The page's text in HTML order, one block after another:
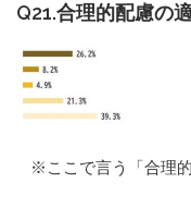
Q21.合理的配慮の
※ここで言う「合理